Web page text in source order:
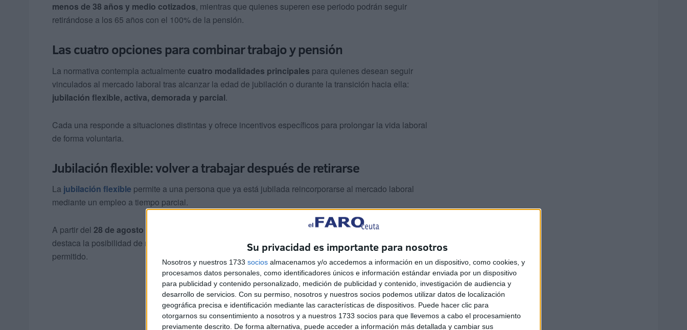
Su privacidad es importante para nosotros
Nosotros y nuestros 1733 socios almacenamos y/o accedemos a información en un dispositivo, como cookies, y
procesamos datos personales, como identificadores únicos e información estándar enviada por un dispositivo
para publicidad y contenido personalizado, medición de publicidad y contenido, investigación de audiencia y
desarrollo de servicios. Con su permiso, nosotros y nuestros socios podemos utilizar datos de localización
geográfica precisa e identificación mediante las características de dispositivos. Puede hacer clic para
otorgarnos su consentimiento a nosotros y a nuestros 1733 socios para que llevemos a cabo el procesamiento
previamente descrito. De forma alternativa, puede acceder a información más detallada y cambiar sus
menos de 38 años y medio cotizados, mientras que quienes superen ese periodo podrán seguir
retirándose a los 65 años con el 100% de la pensión.
Las cuatro opciones para combinar trabajo y pensión
La normativa contempla actualmente cuatro modalidades principales para quienes desean seguir
vinculados al mercado laboral tras alcanzar la edad de jubilación o durante la transición hacia ella:
jubilación flexible, activa, demorada y parcial.
Cada una responde a situaciones distintas y ofrece incentivos específicos para prolongar la vida laboral
de forma voluntaria.
Jubilación flexible: volver a trabajar después de retirarse
La jubilación flexible permite a una persona que ya está jubilada reincorporarse al mercado laboral
mediante un empleo a tiempo parcial.
A partir del 28 de agosto de 2026
, esta modalidad incorporará importantes novedades. Entre ellas
destaca la posibilidad de regresar al mercado laboral como autónomo, algo que hasta ahora no estaba
permitido.